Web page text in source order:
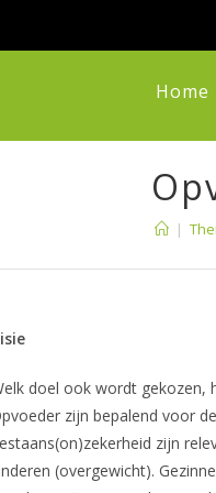
Home
|
doel ook wordt gekozen,
zijn bepalend voor
zijn
(overgewicht).